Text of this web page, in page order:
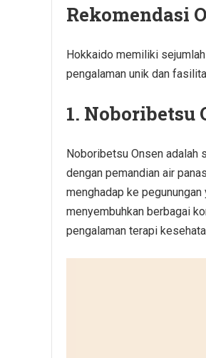
Rekomendasi
Hokkaido memiliki
pengalaman unik dan
1. Noboribetsu
Noboribetsu Onsen adalah
dengan pemandian air
menghadap ke
menyembuhkan berbagai
pengalaman terapi